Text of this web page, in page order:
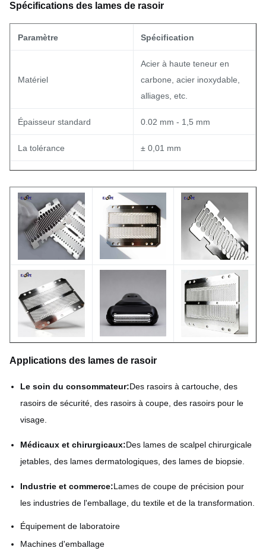
Spécifications des lames de rasoir
Paramètre Spécification
Matériel
Acier à haute teneur en
carbone, acier inoxydable,
alliages, etc.
Épaisseur standard 0.02 mm - 1,5 mm
La tolérance ± 0,01 mm
l'usure
(dépendant du post-
traitement)
Finition de surface
Brillant, Mat, ou selon les
exigences
Nom du produit Blades de rasoir gravées
Quantité de produit Négociable
échantillon à disposition
Applications des lames de rasoir
Le soin du consommateur:Des rasoirs à cartouche, des
rasoirs de sécurité, des rasoirs à coupe, des rasoirs pour le
visage.
Médicaux et chirurgicaux:Des lames de scalpel chirurgicale
jetables, des lames dermatologiques, des lames de biopsie.
Industrie et commerce:Lames de coupe de précision pour
les industries de l'emballage, du textile et de la transformation.
Équipement de laboratoire
Machines d'emballage